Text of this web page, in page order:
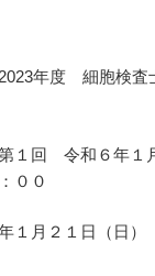
年度 細胞検査
回 令和６年１
：００
１月２１日（日）